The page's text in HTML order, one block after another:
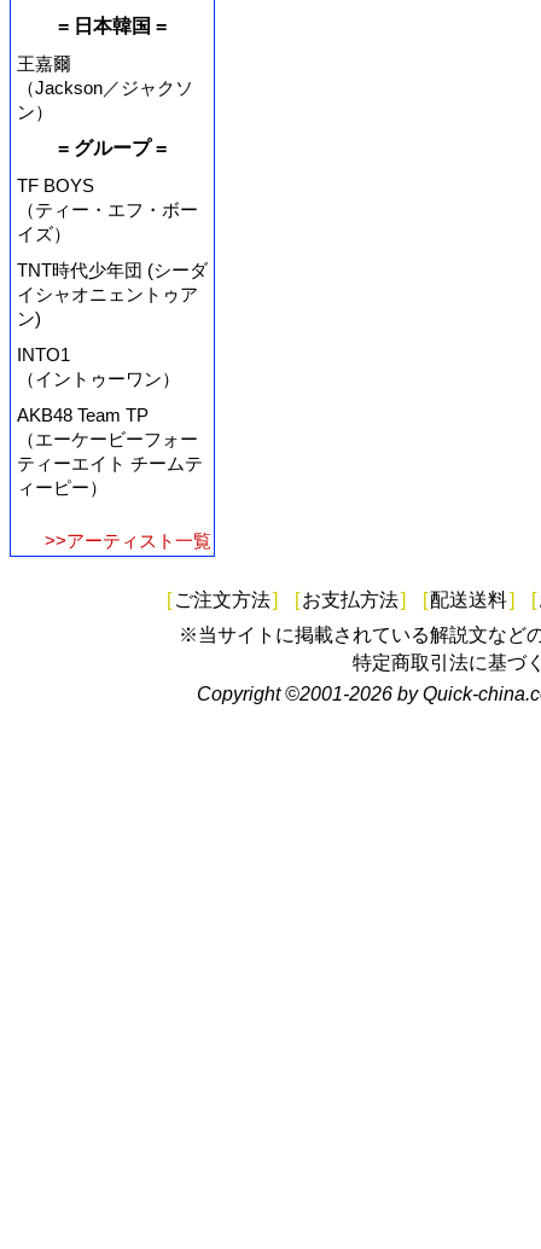
= 日本韓国 =
王嘉爾
（Jackson／ジャクソ
ン）
= グループ =
TF BOYS
（ティー・エフ・ボー
イズ）
TNT時代少年団 (シーダ
イシャオニェントゥア
ン)
INTO1
（イントゥーワン）
AKB48 Team TP
（エーケービーフォー
ティーエイト チームテ
ィーピー）
>>アーティスト一覧
[ ご注文方法] [お支払方法] [配送送料] [
※当サイトに掲載されている解説文など
特定商取引法に基づ
Copyright ©2001-2026 by Quick-